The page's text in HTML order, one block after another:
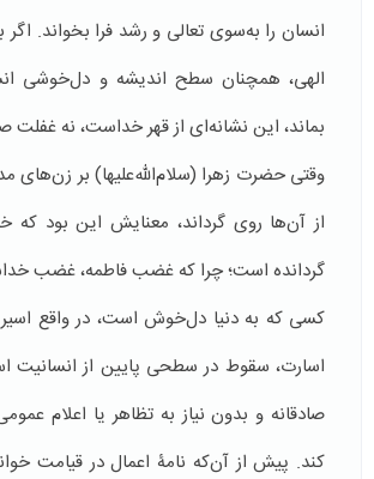
انسان را به‌سوی تعالی و رشد فرا بخواند.
الهی، همچنان سطح اندیشه و دل‌خوشی
بماند، این نشانه‌ای از قهر خداست، نه غفلت
وقتی حضرت زهرا (سلام‌الله‌علیها) بر زن‌های
از آن‌ها روی گرداند، معنایش این بود که
گردانده است؛ چرا که غضب فاطمه، غضب
کسی که به دنیا دل‌خوش است، در واقع
اسارت، سقوط در سطحی پایین از انسانیت
صادقانه و بدون نیاز به تظاهر یا اعلام
کند. پیش از آن‌که نامۀ اعمال در قیامت